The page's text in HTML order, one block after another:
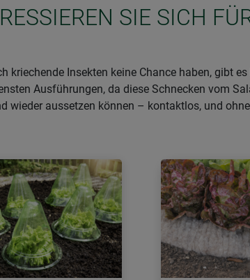
SIE SICH
kriechende Insekten keine Chance haben, gibt
Ausführungen, da diese Schnecken vom
wieder aussetzen können – kontaktlos, und